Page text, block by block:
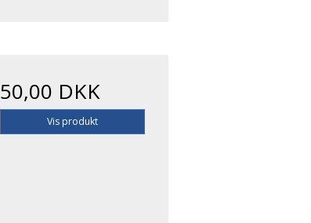
50,00 DKK
Vis produkt